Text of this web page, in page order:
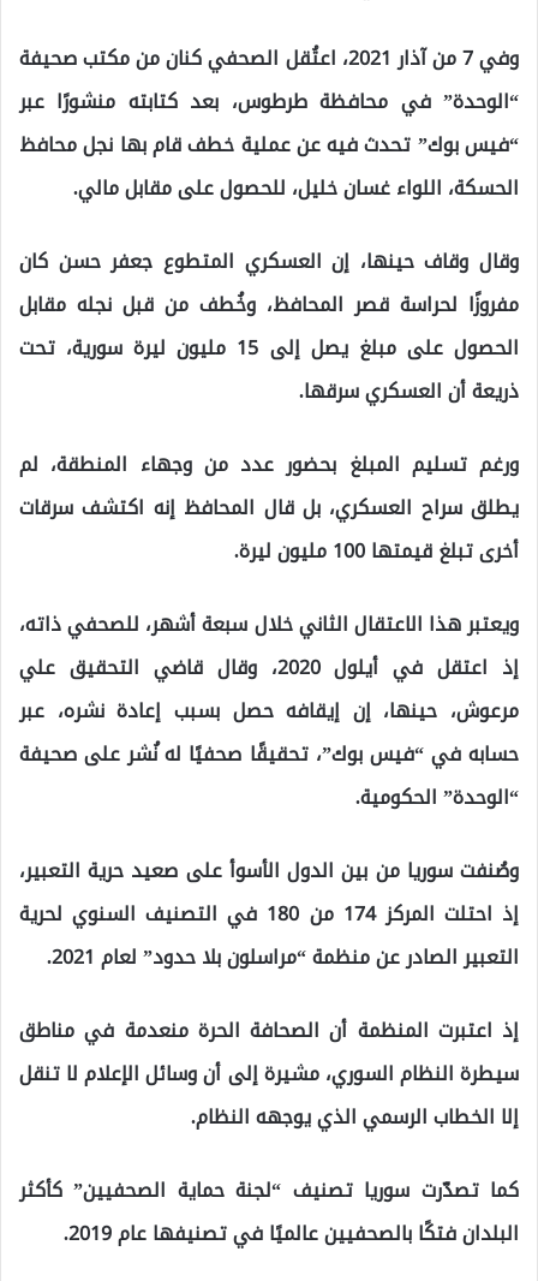
وفي 7 من آذار 2021، اعتُقل الصحفي كنان من مكتب صحيفة
“الوحدة” في محافظة طرطوس، بعد كتابته منشورًا عبر
“فيس بوك” تحدث فيه عن عملية خطف قام بها نجل محافظ
الحسكة، اللواء غسان خليل، للحصول على مقابل مالي.
وقال وقاف حينها، إن العسكري المتطوع جعفر حسن كان
مفروزًا لحراسة قصر المحافظ، وخُطف من قبل نجله مقابل
الحصول على مبلغ يصل إلى 15 مليون ليرة سورية، تحت
ذريعة أن العسكري سرقها.
ورغم تسليم المبلغ بحضور عدد من وجهاء المنطقة، لم
يطلق سراح العسكري، بل قال المحافظ إنه اكتشف سرقات
أخرى تبلغ قيمتها 100 مليون ليرة.
ويعتبر هذا الاعتقال الثاني خلال سبعة أشهر، للصحفي ذاته،
إذ اعتقل في أيلول 2020، وقال قاضي التحقيق علي
مرعوش، حينها، إن إيقافه حصل بسبب إعادة نشره، عبر
حسابه في “فيس بوك”، تحقيقًا صحفيًا له نُشر على صحيفة
“الوحدة” الحكومية.
وصُنفت سوريا من بين الدول الأسوأ على صعيد حرية التعبير،
إذ احتلت المركز 174 من 180 في التصنيف السنوي لحرية
التعبير الصادر عن منظمة “مراسلون بلا حدود” لعام 2021.
إذ اعتبرت المنظمة أن الصحافة الحرة منعدمة في مناطق
سيطرة النظام السوري، مشيرة إلى أن وسائل الإعلام لا تنقل
إلا الخطاب الرسمي الذي يوجهه النظام.
كما تصدّرت سوريا تصنيف “لجنة حماية الصحفيين” كأكثر
البلدان فتكًا بالصحفيين عالميًا في تصنيفها عام 2019.